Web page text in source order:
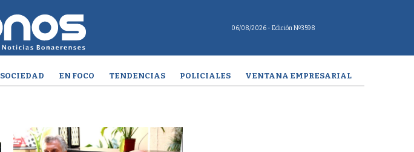
06/08/2026 - Edición Nº3598
SOCIEDAD EN FOCO TENDENCIAS POLICIALES VENTANA EMPRESARIAL